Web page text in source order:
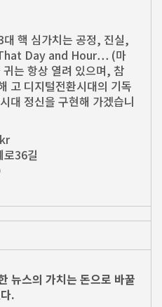
핵 심가치는 공정, 진실,
That Day and Hour… (마
는 항상 열려 있으며, 참
고 디지털전환시대의 기독
대 정신을 구현해 가겠습니
로36길
뉴스의 가치는 돈으로 바꿀
.